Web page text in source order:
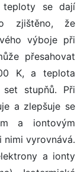
teploty se dají
zjištěno, že
výboje při
přesahovat
K, a teplota
set stupňů. Při
a zlepšuje se
a iontovým
vyrovnává.
a ionty